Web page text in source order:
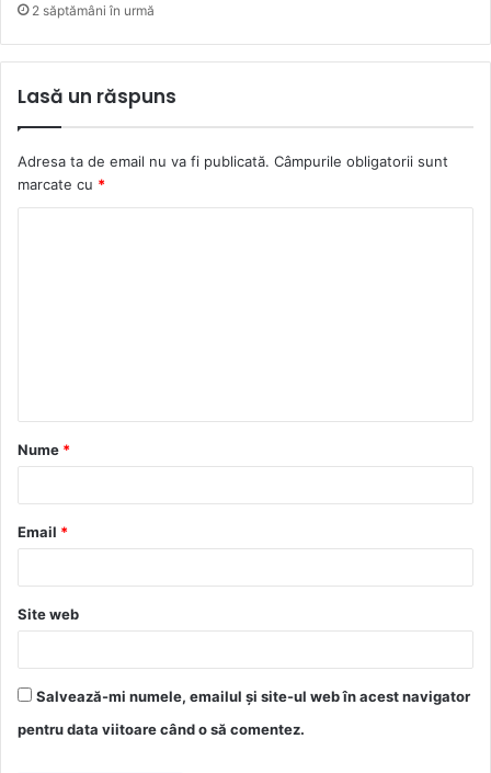
2 săptămâni în urmă
Lasă un răspuns
Adresa ta de email nu va fi publicată. Câmpurile obligatorii sunt
marcate cu *
a
r
*
Nume *
Email *
Site web
Salvează-mi numele, emailul și site-ul web în acest navigator
pentru data viitoare când o să comentez.